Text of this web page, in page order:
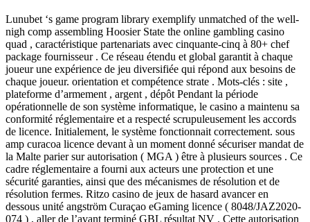
Lunubet ‘s game program library exemplify unmatched of the well-
nigh comp assembling Hoosier State the online gambling casino
quad , caractéristique partenariats avec cinquante-cinq à 80+ chef
package fournisseur . Ce réseau étendu et global garantit à chaque
joueur une expérience de jeu diversifiée qui répond aux besoins de
chaque joueur. orientation et compétence strate . Mots-clés : site ,
plateforme d’armement , argent , dépôt Pendant la période
opérationnelle de son système informatique, le casino a maintenu sa
conformité réglementaire et a respecté scrupuleusement les accords
de licence. Initialement, le système fonctionnait correctement. sous
amp curacoa licence devant à un moment donné sécuriser mandat de
la Malte parier sur autorisation ( MGA ) être à plusieurs sources . Ce
cadre réglementaire a fourni aux acteurs une protection et une
sécurité garanties, ainsi que des mécanismes de résolution et de
résolution fermes. Ritzo casino de jeux de hasard avancer en
dessous unité angström Curaçao eGaming licence ( 8048/JAZ2020-
074 ) , aller de l’avant terminé GBL résultat NV . Cette autorisation